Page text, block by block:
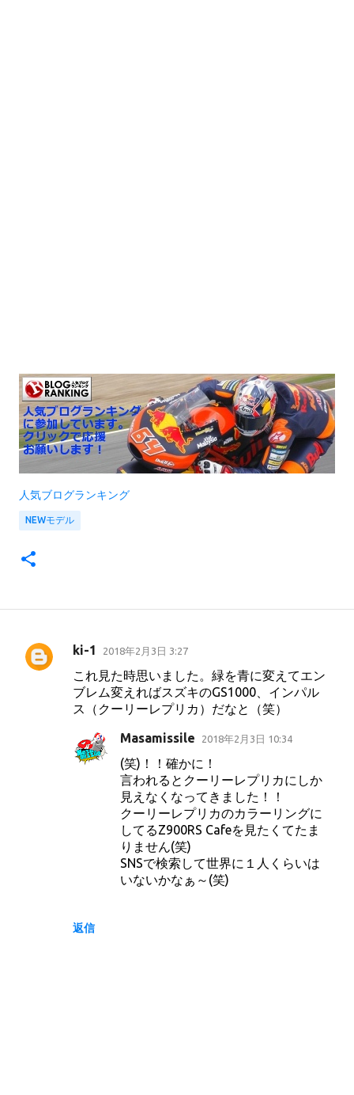
人気ブログランキング
NEWモデル
コ
ki-1 2018年2月3日 3:27
これ見た時思いました。緑を青に変えてエン
ブレム変えればスズキのGS1000、インパル
ス（クーリーレプリカ）だなと（笑）
返信
Masamissile 2018年2月3日 10:34
(笑)！！確かに！
言われるとクーリーレプリカにしか
見えなくなってきました！！
クーリーレプリカのカラーリングに
してるZ900RS Cafeを見たくてたま
りません(笑)
SNSで検索して世界に１人くらいは
いないかなぁ～(笑)